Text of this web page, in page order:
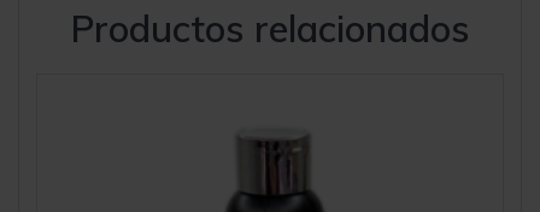
Productos relacionados